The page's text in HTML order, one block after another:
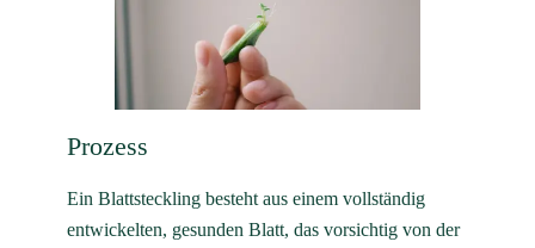
Prozess
Ein Blattsteckling besteht aus einem vollständig
entwickelten, gesunden Blatt, das vorsichtig von der